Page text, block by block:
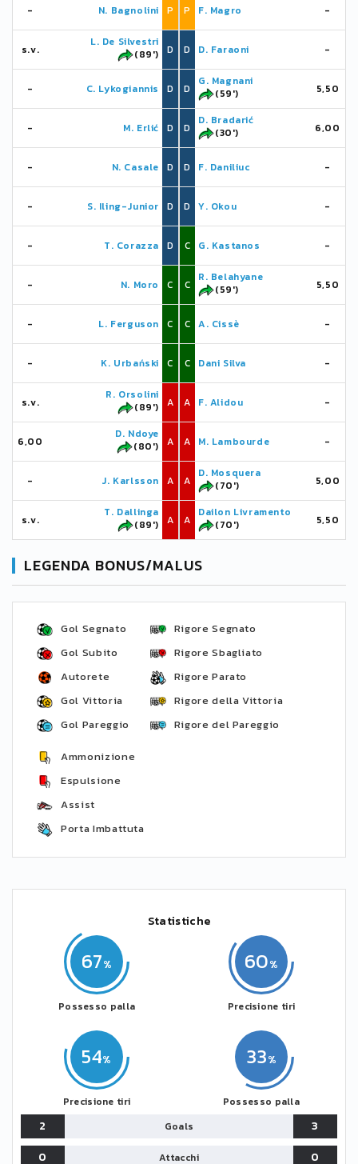
- N. Bagnolini P
s.v.
L. De Silvestri
(89')
D
- C. Lykogiannis D
- M. Erlić D
- N. Casale D
- S. Iling-Junior D
- T. Corazza D
- N. Moro C
- L. Ferguson C
- K. Urbański C
s.v.
R. Orsolini
(89')
A
6,00
D. Ndoye
(80')
A
- J. Karlsson A
s.v.
T. Dallinga
(89')
A
P F. Magro -
D D. Faraoni -
D
G. Magnani
(59')
5,50
D
D. Bradarić
(30')
6,00
D F. Daniliuc -
D Y. Okou -
C G. Kastanos -
C
R. Belahyane
(59')
5,50
C A. Cissè -
C Dani Silva -
A F. Alidou -
A M. Lambourde -
A
D. Mosquera
(70')
5,00
A
Dailon Livramento
(70')
5,50
LEGENDA BONUS/MALUS
Gol Segnato
Gol Subito
Autorete
Gol Vittoria
Gol Pareggio
Rigore Segnato
Rigore Sbagliato
Rigore Parato
Rigore della Vittoria
Rigore del Pareggio
Ammonizione
Espulsione
Assist
Porta Imbattuta
Statistiche
67
Possesso palla
54
Precisione tiri
33
Possesso palla
60
Precisione tiri
2 Goals
3
0
Attacchi 0